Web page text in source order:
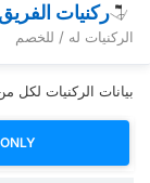
ركنيات الفريق
الركنيات له / للخصم
بيانات الركنيات